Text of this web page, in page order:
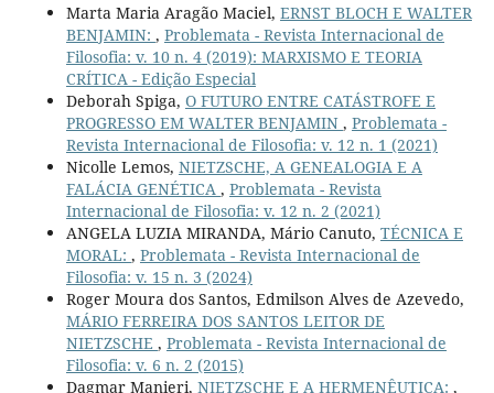
Marta Maria Aragão Maciel, ERNST BLOCH E WALTER
BENJAMIN: , Problemata - Revista Internacional de
Filosofia: v. 10 n. 4 (2019): MARXISMO E TEORIA
CRÍTICA - Edição Especial
Deborah Spiga, O FUTURO ENTRE CATÁSTROFE E
PROGRESSO EM WALTER BENJAMIN , Problemata -
Revista Internacional de Filosofia: v. 12 n. 1 (2021)
Nicolle Lemos, NIETZSCHE, A GENEALOGIA E A
FALÁCIA GENÉTICA , Problemata - Revista
Internacional de Filosofia: v. 12 n. 2 (2021)
ANGELA LUZIA MIRANDA, Mário Canuto, TÉCNICA E
MORAL: , Problemata - Revista Internacional de
Filosofia: v. 15 n. 3 (2024)
Roger Moura dos Santos, Edmilson Alves de Azevedo,
MÁRIO FERREIRA DOS SANTOS LEITOR DE
NIETZSCHE , Problemata - Revista Internacional de
Filosofia: v. 6 n. 2 (2015)
Dagmar Manieri, NIETZSCHE E A HERMENÊUTICA: ,